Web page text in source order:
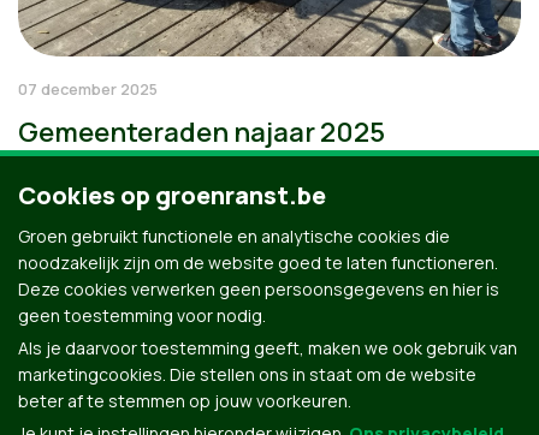
07 december 2025
Gemeenteraden najaar 2025
Cookies op groenranst.be
Groen gebruikt functionele en analytische cookies die
noodzakelijk zijn om de website goed te laten functioneren.
Deze cookies verwerken geen persoonsgegevens en hier is
geen toestemming voor nodig.
Als je daarvoor toestemming geeft, maken we ook gebruik van
marketingcookies. Die stellen ons in staat om de website
beter af te stemmen op jouw voorkeuren.